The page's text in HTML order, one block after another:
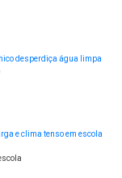
desperdiça água limpa
e clima tenso em escola